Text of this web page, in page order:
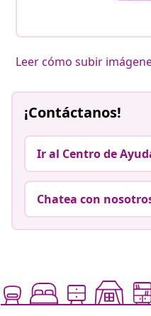
Leer cómo subir
¡Contáctanos!
Ir al Centro de
Chatea con